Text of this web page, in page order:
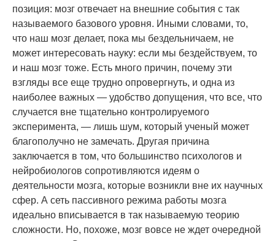
позиция: мозг отвечает на внешние события с так
называемого базового уровня. Иными словами, то,
что наш мозг делает, пока мы бездельничаем, не
может интересовать науку: если мы бездействуем, то
и наш мозг тоже. Есть много причин, почему эти
взгляды все еще трудно опровергнуть, и одна из
наиболее важных — удобство допущения, что все, что
случается вне тщательно контролируемого
эксперимента, — лишь шум, который ученый может
благополучно не замечать. Другая причина
заключается в том, что большинство психологов и
нейробиологов сопротивляются идеям о
деятельности мозга, которые возникли вне их научных
сфер. А сеть пассивного режима работы мозга
идеально вписывается в так называемую теорию
сложности. Но, похоже, мозг вовсе не ждет очередной